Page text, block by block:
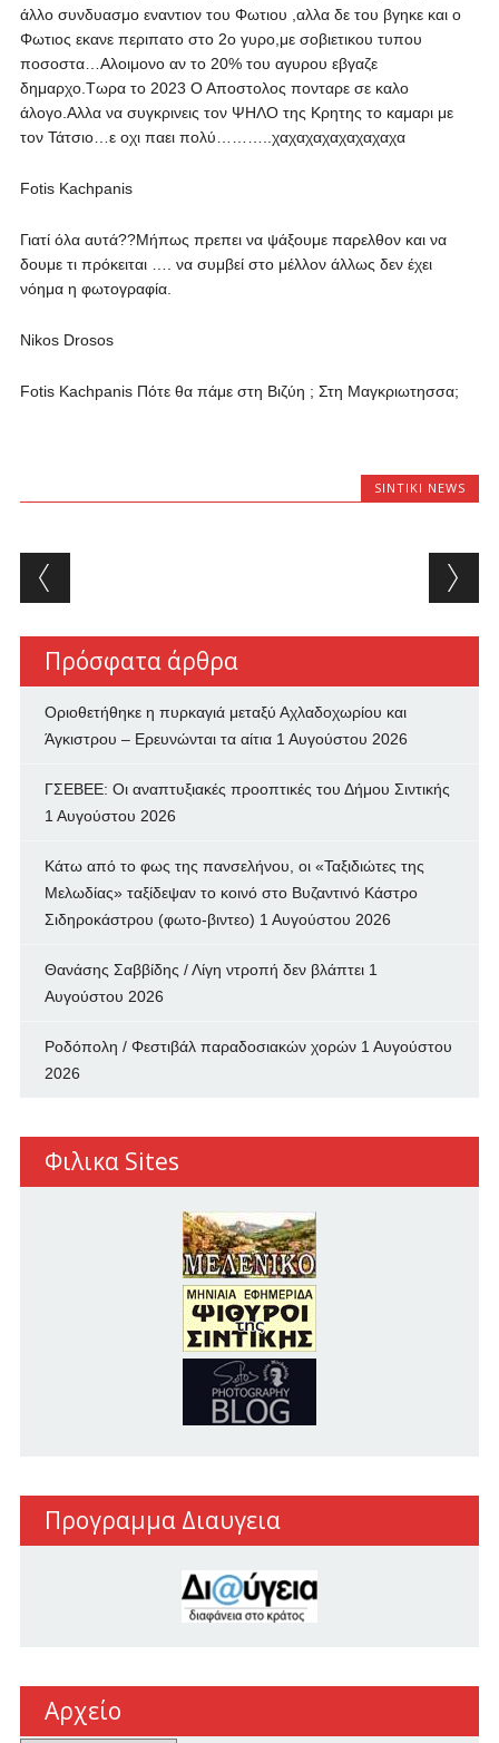
άλλο συνδυασμο εναντιον του Φωτιου ,αλλα δε του βγηκε και ο
Φωτιος εκανε περιπατο στο 2ο γυρο,με σοβιετικου τυπου
ποσοστα…Αλοιμονο αν το 20% του αγυρου εβγαζε
δημαρχο.Τωρα το 2023 Ο Αποστολος πονταρε σε καλο
άλογο.Αλλα να συγκρινεις τον ΨΗΛΟ της Κρητης το καμαρι με
τον Τάτσιο…ε οχι παει πολύ………..χαχαχαχαχαχαχαχα
Fotis Kachpanis
Γιατί όλα αυτά??Μήπως πρεπει να ψάξουμε παρελθον και να
δουμε τι πρόκειται …. να συμβεί στο μέλλον άλλως δεν έχει
νόημα η φωτογραφία.
Nikos Drosos
Fotis Kachpanis Πότε θα πάμε στη Βιζύη ; Στη Μαγκριωτησσα;
SINTIKI NEWS
Post navigation
Πρόσφατα άρθρα
Οριοθετήθηκε η πυρκαγιά μεταξύ Αχλαδοχωρίου και
Άγκιστρου – Ερευνώνται τα αίτια 1 Αυγούστου 2026
ΓΣΕΒΕΕ: Οι αναπτυξιακές προοπτικές του Δήμου Σιντικής
1 Αυγούστου 2026
Κάτω από το φως της πανσελήνου, οι «Ταξιδιώτες της
Μελωδίας» ταξίδεψαν το κοινό στο Βυζαντινό Κάστρο
Σιδηροκάστρου (φωτο-βιντεο) 1 Αυγούστου 2026
Θανάσης Σαββίδης / Λίγη ντροπή δεν βλάπτει 1
Αυγούστου 2026
Ροδόπολη / Φεστιβάλ παραδοσιακών χορών 1 Αυγούστου
2026
Φιλικα Sites
Προγραμμα Διαυγεια
Αρχείο